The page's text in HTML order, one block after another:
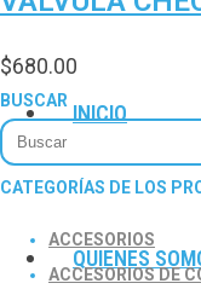
INICIO
QUIENES
$680.00
BUSCAR
CATEGORÍAS DE LOS
ACCESORIOS
ACCESORIOS DE